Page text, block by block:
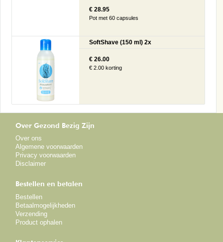
€ 28.95
Pot met 60 capsules
SoftShave (150 ml) 2x
€ 26.00
€ 2.00 korting
Over Gezond Bezig Zijn
Over ons
Algemene voorwaarden
Privacy voorwaarden
Disclaimer
Bestellen en betalen
Bestellen
Betaalmogelijkheden
Verzending
Product ophalen